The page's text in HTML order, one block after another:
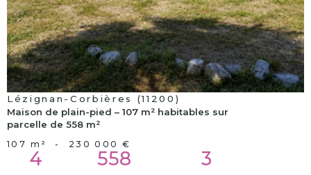
Lézignan-Corbières (11200)
Maison de plain-pied – 107 m² habitables sur
parcelle de 558 m²
107 m² - 230 000 €
4 558 3